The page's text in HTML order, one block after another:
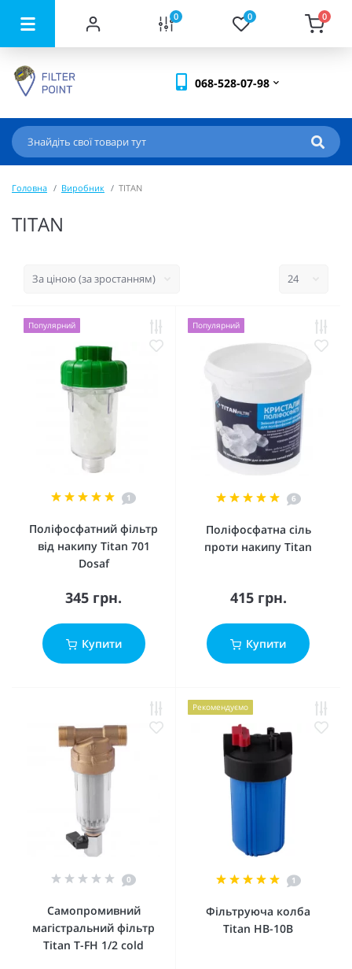
0 0 0
068-528-07-98
Головна Виробник TITAN
TITAN
Популярний
1
Поліфосфатний фільтр
від накипу Titan 701
Dosaf
345 грн.
Купити
Популярний
6
Поліфосфатна сіль
проти накипу Titan
415 грн.
Купити
0
Самопромивний
магістральний фільтр
Titan T-FH 1/2 cold
Рекомендуємо
1
Фільтруюча колба
Titan HB-10B